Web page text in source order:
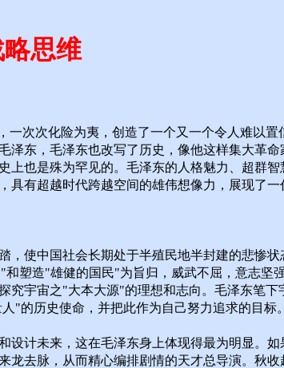
思维
次次化险为夷，创造了一个又一个令人难以置
东，毛泽东也改写了历史，像他这样集大革
也是殊为罕见的。毛泽东的人格魅力、超群
有超越时代跨越空间的雄伟想像力，展现了一
使中国社会长期处于半殖民地半封建的悲惨
塑造"雄健的国民"为旨归，威武不屈，意志坚
究宇宙之"大本大源"的理想和志向。毛泽东笔
"的历史使命，并把此作为自己努力追求的目标。
计未来，这在毛泽东身上体现得最为明显。
去脉，从而精心编排剧情的天才总导演。秋